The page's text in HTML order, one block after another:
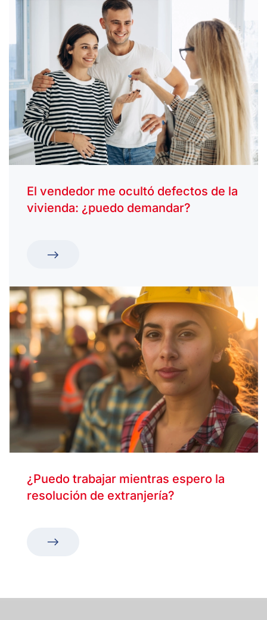
El vendedor me ocultó defectos de la
vivienda: ¿puedo demandar?
¿Puedo trabajar mientras espero la
resolución de extranjería?